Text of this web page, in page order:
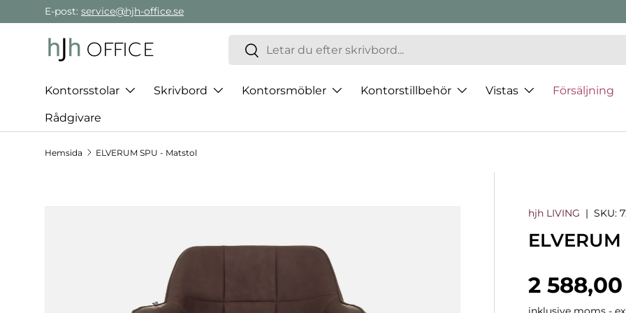
Gå direkt till innehållet
E-post: service@hjh-office.se
Sök
Sök
Kontorsstolar Skrivbord Kontorsmöbler Kontorstillbehör Vistas Försäljning
Rådgivare
Hemsida ELVERUM SPU - Matstol
hjh LIVING |SKU:
2